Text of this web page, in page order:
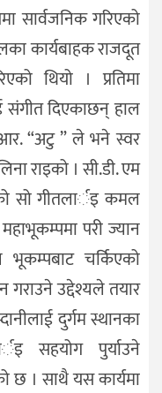
सार्वजनिक गरिएको
कार्यबाहक राजदूत
थियो । प्रतिमा
संगीत दिएकाछन् हाल
आर. “अटु ” ले भने स्वर
राइको । सी.डी. एम
सो गीतलार्इ कमल
परी ज्यान
चर्किएको
गराउने उद्देश्यले तयार
दुर्गम स्थानका
सहयोग पुर्याउने
छ । साथै यस कार्यमा